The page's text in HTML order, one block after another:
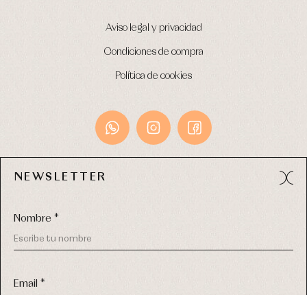
Aviso legal y privacidad
Condiciones de compra
Política de cookies
Avda. Príncipe de Asturias, 13 - Bajo.
email:info@primerdia.es
NEWSLETTER
Nombre *
Email *